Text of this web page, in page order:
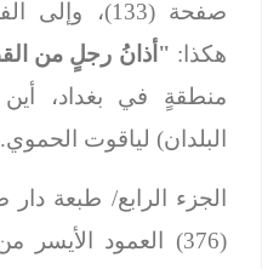
هكذا:"أذانُ رجلٍ من
منطقةٍ في بغداد،
البلدان) لياقوت الحموي.
الجزء الرابع/ طبعة